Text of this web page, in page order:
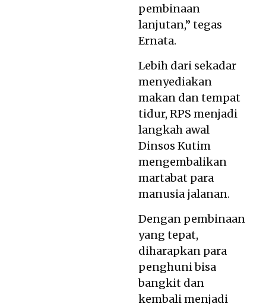
pembinaan
lanjutan,” tegas
Ernata.
Lebih dari sekadar
menyediakan
makan dan tempat
tidur, RPS menjadi
langkah awal
Dinsos Kutim
mengembalikan
martabat para
manusia jalanan.
Dengan pembinaan
yang tepat,
diharapkan para
penghuni bisa
bangkit dan
kembali menjadi